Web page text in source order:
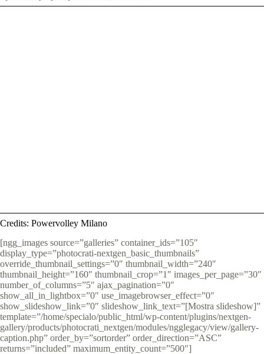
Credits: Powervolley Milano
[ngg_images source=”galleries” container_ids=”105″
display_type=”photocrati-nextgen_basic_thumbnails”
override_thumbnail_settings=”0″ thumbnail_width=”240″
thumbnail_height=”160″ thumbnail_crop=”1″ images_per_page=”30″
number_of_columns=”5″ ajax_pagination=”0″
show_all_in_lightbox=”0″ use_imagebrowser_effect=”0″
show_slideshow_link=”0″ slideshow_link_text=”[Mostra slideshow]”
template=”/home/specialo/public_html/wp-content/plugins/nextgen-
gallery/products/photocrati_nextgen/modules/ngglegacy/view/gallery-
caption.php” order_by=”sortorder” order_direction=”ASC”
returns=”included” maximum_entity_count=”500″]